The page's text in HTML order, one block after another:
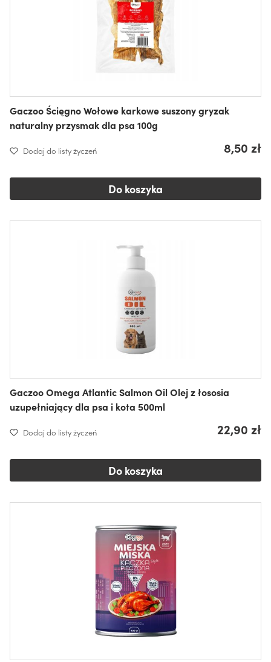
Gaczoo Ścięgno Wołowe karkowe suszony gryzak
naturalny przysmak dla psa 100g
Dodaj do listy życzeń 8,50 zł
Do koszyka
Gaczoo Omega Atlantic Salmon Oil Olej z łososia
uzupełniający dla psa i kota 500ml
Dodaj do listy życzeń 22,90 zł
Do koszyka